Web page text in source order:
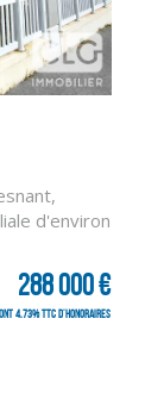
d'environ
288 000 €
4.73% TTC d'honoraires